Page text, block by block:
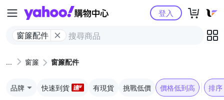
Yahoo購物中心
窗簾配件
登入
窗簾 窗簾配件
品牌 快速到貨 有現貨 挑戰低價 價格低到高 排序